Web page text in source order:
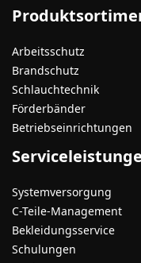
Arbeitsschutz
Brandschutz
Schlauchtechnik
Förderbänder
Betriebseinrichtungen
Systemversorgung
C-Teile-Management
Bekleidungsservice
Schulungen